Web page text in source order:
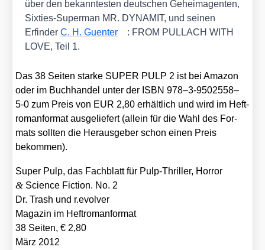
über den bekann­tes­ten deut­schen Geheim­agen­ten,
Six­ties-Super­man MR. DYNAMIT, und sei­nen
Erfin­derC. H. Guen­ter
: FROM PULLACH WITH
LOVE, Teil 1.
Das 38 Sei­ten star­ke SUPER PULP 2 ist bei Ama­zon
oder im Buch­han­del unter der ISBN 978–3‑9502558–
5‑0 zum Preis von EUR 2,80 erhält­lich und wird im Heft­
ro­man­for­mat aus­ge­lie­fert (allein für die Wahl des For­
mats soll­ten die Her­aus­ge­ber schon einen Preis
bekom­men).
Super Pulp, das Fach­blatt für Pulp-Thril­ler, Hor­ror
& Sci­ence Fic­tion. No. 2
Dr. Trash und r.evolver
Maga­zin im Heft­ro­man­for­mat
38 Sei­ten, € 2,80
März 2012